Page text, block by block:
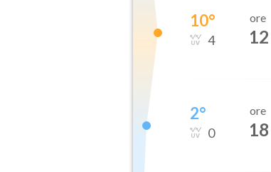
10°
4
ore
12
2°
0
ore
18